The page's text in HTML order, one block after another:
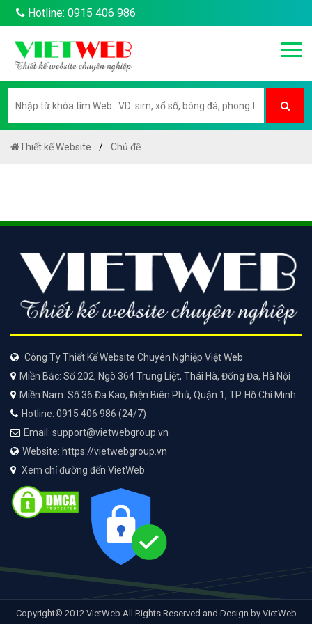
Hotline: 0915 406 986
Thiết kế Website Chủ đề
Công Ty Thiết Kế Website Chuyên Nghiệp Việt Web
Miền Bắc: Số 202, Ngõ 364 Trung Liệt, Thái Hà, Đống Đa, Hà Nội
Miền Nam: Số 36 Đa Kao, Điện Biên Phủ, Quận 1, TP. Hồ Chí Minh
Hotline: 0915 406 986 (24/7)
Email: support@vietwebgroup.vn
Website: https://vietwebgroup.vn
Xem chỉ đường đến VietWeb
Copyright© 2012 VietWeb All Rights Reserved and Design by VietWeb